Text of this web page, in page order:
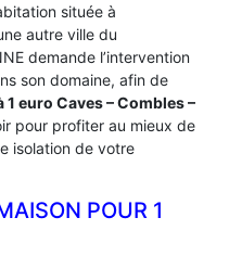
située à
autre ville du
demande l’intervention
son domaine, afin de
euro Caves – Combles –
pour profiter au mieux de
isolation de votre
POUR 1